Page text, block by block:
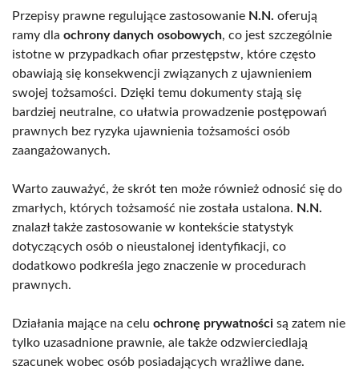
Przepisy prawne regulujące zastosowanie N.N. oferują
ramy dla ochrony danych osobowych, co jest szczególnie
istotne w przypadkach ofiar przestępstw, które często
obawiają się konsekwencji związanych z ujawnieniem
swojej tożsamości. Dzięki temu dokumenty stają się
bardziej neutralne, co ułatwia prowadzenie postępowań
prawnych bez ryzyka ujawnienia tożsamości osób
zaangażowanych.
Warto zauważyć, że skrót ten może również odnosić się do
zmarłych, których tożsamość nie została ustalona. N.N.
znalazł także zastosowanie w kontekście statystyk
dotyczących osób o nieustalonej identyfikacji, co
dodatkowo podkreśla jego znaczenie w procedurach
prawnych.
Działania mające na celu ochronę prywatności są zatem nie
tylko uzasadnione prawnie, ale także odzwierciedlają
szacunek wobec osób posiadających wrażliwe dane.